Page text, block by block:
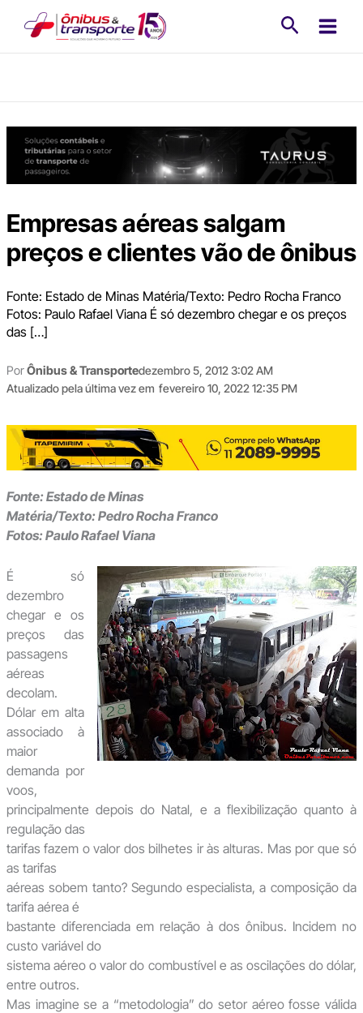
Empresas aéreas salgam
preços e clientes vão de ônibus
Fonte: Estado de Minas Matéria/Texto: Pedro Rocha Franco
Fotos: Paulo Rafael Viana É só dezembro chegar e os preços
das […]
PorÔnibus & Transportedezembro 5, 2012 3:02 AM
Atualizado pela última vez em fevereiro 10, 2022 12:35 PM
Fonte: Estado de Minas
Matéria/Texto: Pedro Rocha Franco
Fotos: Paulo Rafael Viana
É só
dezembro
chegar e os
preços das
passagens
aéreas
decolam.
Dólar em alta
associado à
maior
demanda por
voos,
principalmente depois do Natal, e a flexibilização quanto à
regulação das
tarifas fazem o valor dos bilhetes ir às alturas. Mas por que só
as tarifas
aéreas sobem tanto? Segundo especialista, a composição da
tarifa aérea é
bastante diferenciada em relação à dos ônibus. Incidem no
custo variável do
sistema aéreo o valor do combustível e as oscilações do dólar,
entre outros.
Mas imagine se a “metodologia” do setor aéreo fosse válida